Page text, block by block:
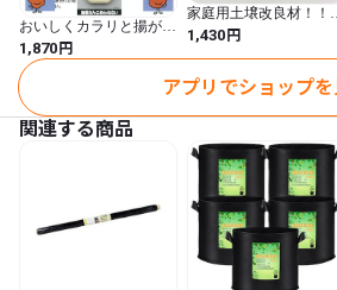
株元に少し多めに散布してください。
プランターの場合も同じです。
量が多すぎてトラブルになることはあり
畑の土と色が違うため、散布した場所が
とても使いやすいです。
効果＞
透水性、保水性を改善、新鮮な水の通り
おいしくカラリと揚が
る！ 油屋さんごめんな
さい
1,870円
家庭用土壌改良材！！
ネふり子
1,430円
アプリでショップを
関連する商品